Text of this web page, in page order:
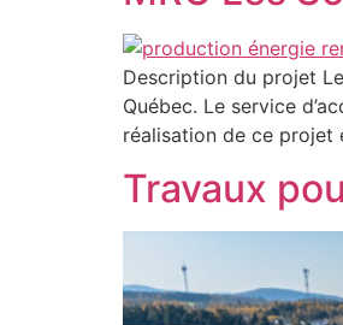
Description du projet
Québec. Le service
réalisation de ce
Travaux